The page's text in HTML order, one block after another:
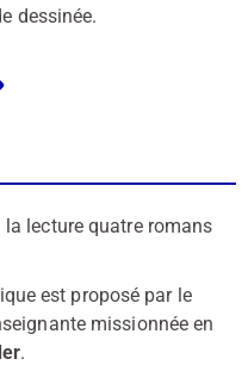
dessinée.
lecture quatre romans
est proposé par le
missionnée en
.